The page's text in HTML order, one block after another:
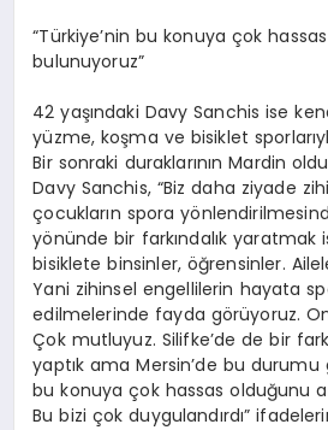
“Türkiye’nin bu konuya çok
bulunuyoruz”
42 yaşındaki Davy Sanchis ise
yüzme, koşma ve bisiklet
Bir sonraki duraklarının Mardin
Davy Sanchis, “Biz daha ziyade
çocukların spora
yönünde bir farkındalık yaratmak
bisiklete binsinler, öğrensinler.
Yani zihinsel engellilerin hayata
edilmelerinde fayda görüyoruz.
Çok mutluyuz. Silifke’de de bir
yaptık ama Mersin’de bu durumu
bu konuya çok hassas olduğunu
Bu bizi çok duygulandırdı”